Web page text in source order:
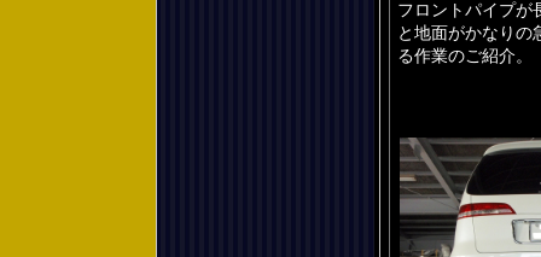
フロントパイプが
と地面がかなりの
る作業のご紹介。